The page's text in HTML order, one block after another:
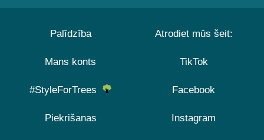
Palīdzība
Mans konts
#StyleForTrees
Piekrišanas
Atrodiet mūs šeit:
TikTok
Facebook
Instagram